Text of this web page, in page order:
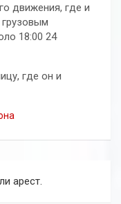
движения, где и
18:00 24
где он и
арест.